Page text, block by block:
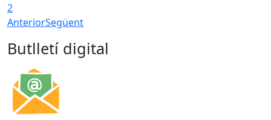
2
AnteriorSegüent
Butlletí digital